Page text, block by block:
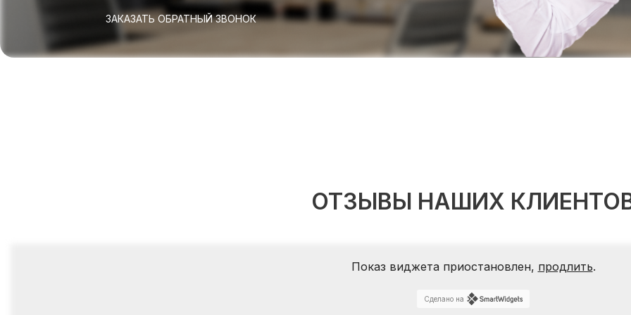
ЗАКАЗАТЬ ОБРАТНЫЙ ЗВОНОК
ОТЗЫВЫ НАШИХ
Показ виджета приостановлен, продлить.
Сделано на